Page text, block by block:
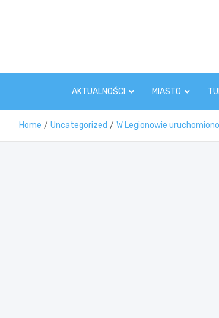
AKTUALNOŚCI MIASTO
Home Uncategorized W Legionowie